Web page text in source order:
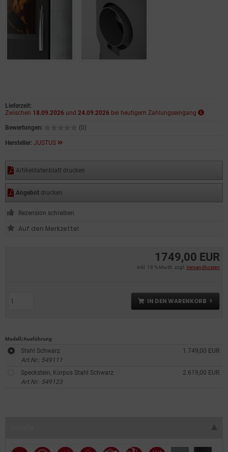
1749,00 EUR
inkl. 19 % MwSt. zzgl. Versandkosten
IN DEN WARENKORB
Lieferzeit:
Zwischen 18.09.2026 und 24.09.2026 bei heutigem Zahlungseingang
Bewertungen: (0)
Hersteller: JUSTUS
Artikeldatenblatt drucken
Angebot drucken
Rezension schreiben
Modell/Ausführung
Stahl Schwarz
1.749,00 EUR
Art.Nr.: 549111
Speckstein, Korpus Stahl Schwarz
2.619,00 EUR
Art.Nr.: 549123